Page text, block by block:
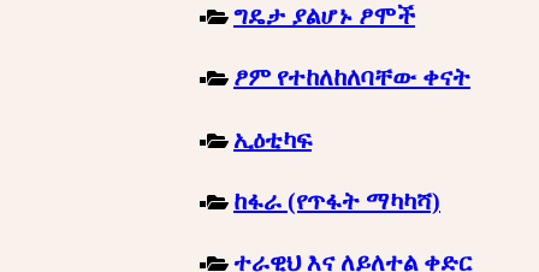
ግዴታ ያልሆኑ ፆሞች
ፆም የተከለከለባቸው ቀናት
ኢዕቲካፍ
ከፋራ (የጥፋት ማካካሻ)
ተራዊህ እና ለይለተል ቀድር